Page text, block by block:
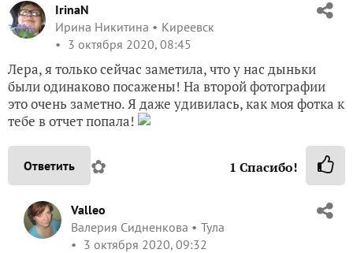
IrinaN
Ирина Никитина
Киреевск
3 октября 2020, 08:45
Лера, я только сейчас заметила, что у нас дыньки
были одинаково посажены! На второй фотографии
это очень заметно. Я даже удивилась, как моя фотка к
тебе в отчет попала!
Ответить ✿ 1 Спасибо!
Valleo
Валерия Сидненкова
Тула
3 октября 2020, 09:32